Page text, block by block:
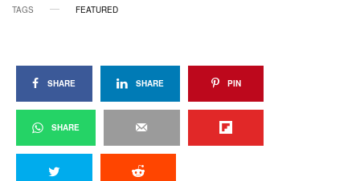
TAGS FEATURED
SHARE SHARE PIN
SHARE